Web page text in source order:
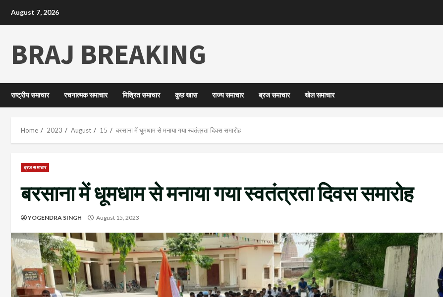
August 7, 2026
BRAJ BREAKING
राष्ट्रीय समाचार रचनात्मक समाचार मिश्रित समाचार कुछ खास राज्य समाचार ब्रज समाचार खेल समाचार
Home 2023 August 15 बरसाना में धूमधाम से मनाया गया स्वतंत्रता दिवस समारोह
ब्रज समाचार
बरसाना में धूमधाम से मनाया गया स्वतंत्रता दिवस समारोह
YOGENDRA SINGH August 15, 2023